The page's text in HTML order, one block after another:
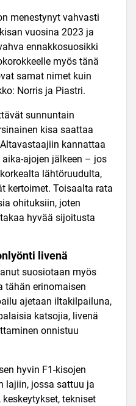
menestynyt vahvasti
vuosina 2023 ja
ennakkosuosikki
myös tänä
samat nimet kuin
Norris ja Piastri.
sunnuntain
kisa saattaa
kannattaa
ajojen jälkeen – jos
lähtöruudulta,
kertoimet. Toisaalta rata
ohituksiin, joten
hyvää sijoitusta
livenä
suosiotaan myös
tähän erinomaisen
ajetaan iltakilpailuna,
katsojia, livenä
onnistuu
hyvin F1-kisojen
lajiin, jossa sattuu ja
tekniset